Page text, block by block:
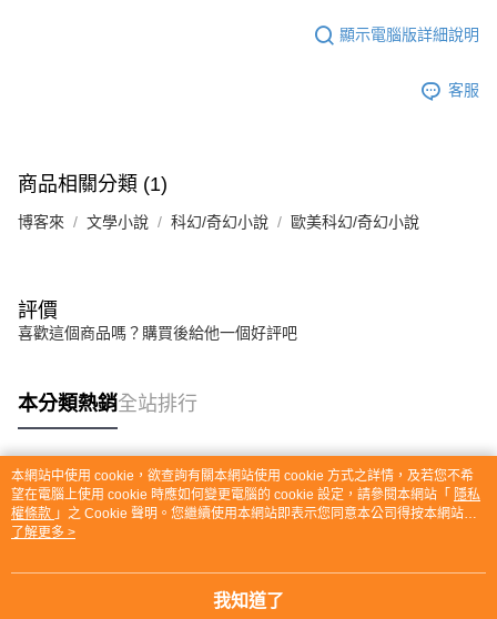
顯示電腦版詳細說明
客服
商品相關分類 (1)
博客來 文學小說 科幻/奇幻小說 歐美科幻/奇幻小說
評價
喜歡這個商品嗎？購買後給他一個好評吧
本分類熱銷全站排行
熱門標籤
本網站中使用 cookie，欲查詢有關本網站使用 cookie 方式之詳情，及若您不希
望在電腦上使用 cookie 時應如何變更電腦的 cookie 設定，請參閱本網站「 隱私
權條款 」之 Cookie 聲明。您繼續使用本網站即表示您同意本公司得按本網站使
用條款之 Cookie 聲明使用 cookie。
了解更多 >
我知道了